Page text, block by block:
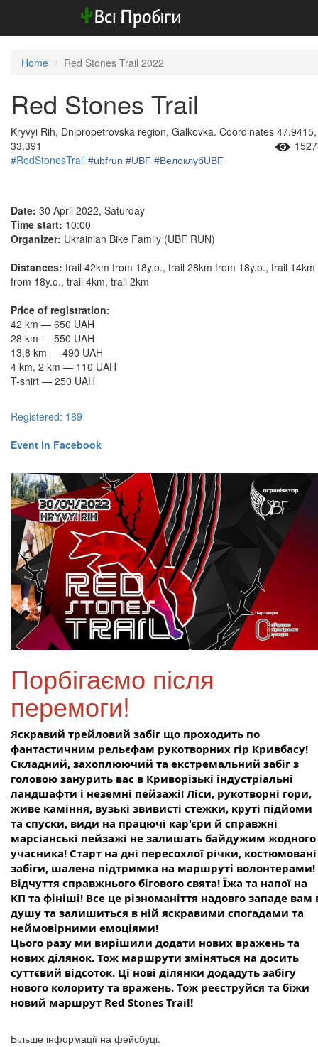
Home Red Stones Trail 2022
Red Stones Trail
Kryvyi Rih, Dnipropetrovska region, Galkovka. Coordinates 47.9415,
33.391
#RedStonesTrail #ubfrun #UBF #ВелоклубUBF
Date: 30 April 2022, Saturday
Time start: 10:00
Organizer: Ukrainian Bike Family (UBF RUN)
Distances: trail 42km from 18y.o., trail 28km from 18y.o., trail 14km
from 18y.o., trail 4km, trail 2km
Price of registration:
42 km — 650 UAH
28 km — 550 UAH
13,8 km — 490 UAH
4 km, 2 km — 110 UAH
T-shirt — 250 UAH
Registered: 189
Event in Facebook
Порбігаємо після
перемоги!
Яскравий трейловий забіг що проходить по
фантастичним рельєфам рукотворних гір Кривбасу!
Складний, захоплюючий та екстремальний забіг з
головою занурить вас в Криворізькі індустріальні
ландшафти і неземні пейзажі! Ліси, рукотворні гори,
живе каміння, вузькі звивисті стежки, круті підйоми
та спуски, види на працючі кар'єри й справжні
марсіанські пейзажі не залишать байдужим жодного
учасника! Старт на дні пересохлої річки, костюмовані
забіги, шалена підтримка на маршруті волонтерами!
Відчуття справжнього бігового свята! Їжа та напої на
КП та фініші! Все це різноманіття надовго западе вам
душу та залишиться в ній яскравими спогадами та
неймовірними емоціями!
Цього разу ми вирішили додати нових вражень та
нових ділянок. Тож маршрути зміняться на досить
суттєвий відсоток. Ці нові ділянки додадуть забігу
нового колориту та вражень. Тож реєструйся та біжи
новий маршрут Red Stones Trail!
Більше інформації на фейсбуці.